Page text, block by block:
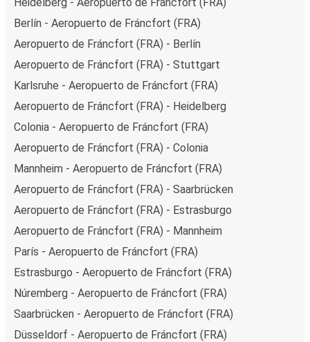
Berlín - Aeropuerto de Fráncfort (FRA)
Aeropuerto de Fráncfort (FRA) - Berlín
Aeropuerto de Fráncfort (FRA) - Stuttgart
Karlsruhe - Aeropuerto de Fráncfort (FRA)
Aeropuerto de Fráncfort (FRA) - Heidelberg
Colonia - Aeropuerto de Fráncfort (FRA)
Aeropuerto de Fráncfort (FRA) - Colonia
Mannheim - Aeropuerto de Fráncfort (FRA)
Aeropuerto de Fráncfort (FRA) - Saarbrücken
Aeropuerto de Fráncfort (FRA) - Estrasburgo
Aeropuerto de Fráncfort (FRA) - Mannheim
París - Aeropuerto de Fráncfort (FRA)
Estrasburgo - Aeropuerto de Fráncfort (FRA)
Núremberg - Aeropuerto de Fráncfort (FRA)
Saarbrücken - Aeropuerto de Fráncfort (FRA)
Düsseldorf - Aeropuerto de Fráncfort (FRA)